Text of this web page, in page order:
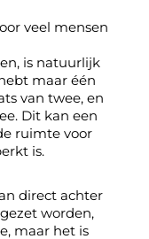
veel mensen
is natuurlijk
maar één
van twee, en
Dit kan een
ruimte voor
is.
direct achter
worden,
maar het is